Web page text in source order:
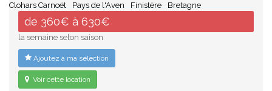
Clohars Carnoët Pays de l'Aven Finistère Bretagne
de 360€ à 630€
la semaine selon saison
Ajoutez à ma sélection
Voir cette location